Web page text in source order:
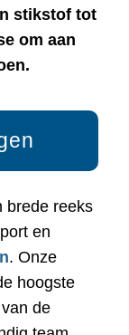
stikstof tot
om aan
brede reeks
en
. Onze
hoogste
de